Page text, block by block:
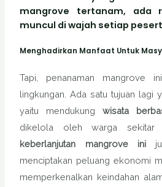
mangrove tertanam, ada
muncul di wajah setiap
Menghadirkan Manfaat Untuk
Tapi, penanaman mangrove
lingkungan. Ada satu tujuan lagi
yaitu mendukungwisata
dikelola oleh warga sekitar
keberlanjutan mangrove ini
menciptakan peluang ekonomi
memperkenalkan keindahan